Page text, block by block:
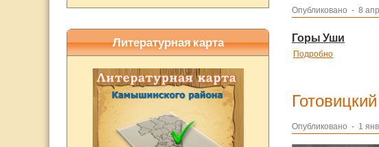
Опубликовано - 8
Горы Уши
Подробно
Опубликовано - 1
Литературная карта